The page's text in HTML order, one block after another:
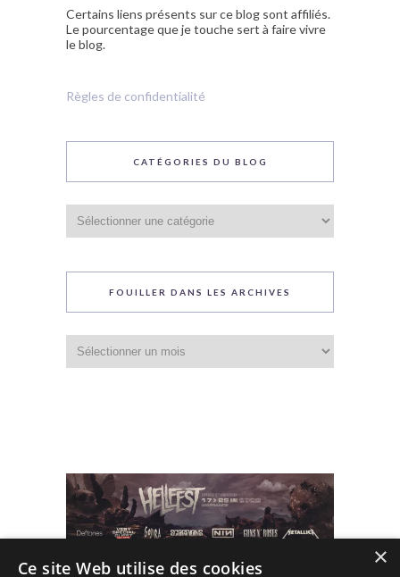
Certains liens présents sur ce blog sont affiliés.
Le pourcentage que je touche sert à faire vivre
le blog.
Règles de confidentialité
CATÉGORIES DU BLOG
du
blog
FOUILLER DANS LES ARCHIVES
dans
les
×
Ce site Web utilise des cookies